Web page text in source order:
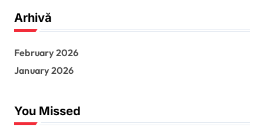
c
h
o
r
Arhivă
February 2026
January 2026
You Missed